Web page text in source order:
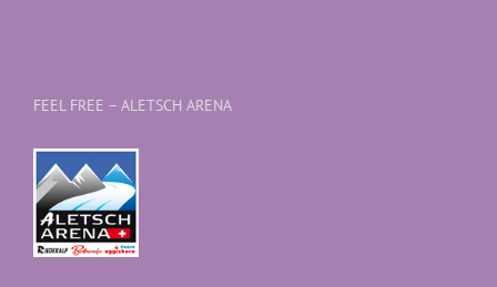
FEEL FREE – ALETSCH ARENA